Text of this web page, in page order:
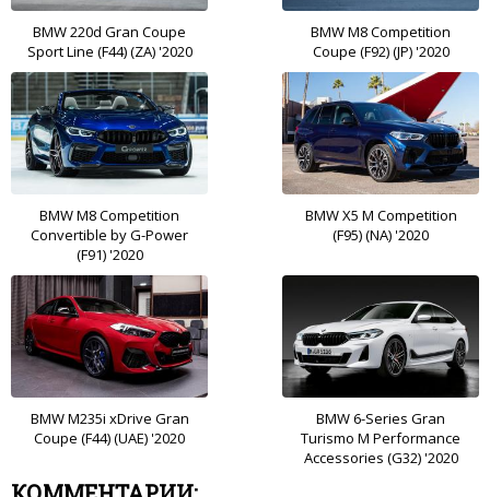
BMW 220d Gran Coupe
Sport Line (F44) (ZA) '2020
BMW M8 Competition
Coupe (F92) (JP) '2020
BMW M8 Competition
Convertible by G-Power
(F91) '2020
BMW X5 M Competition
(F95) (NA) '2020
BMW M235i xDrive Gran
Coupe (F44) (UAE) '2020
BMW 6-Series Gran
Turismo M Performance
Accessories (G32) '2020